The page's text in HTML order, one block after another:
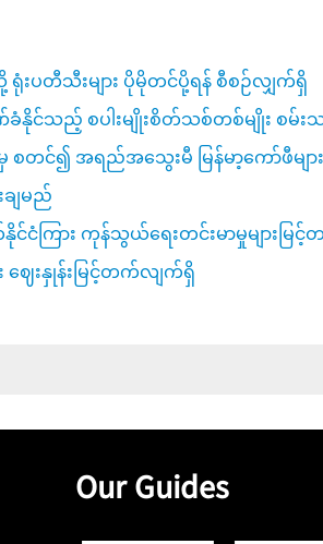
းပတီသီးများ ပိုမိုတင်ပို့ရန် စီစဉ်လျှက်ရှိ
ခံနိုင်သည့် စပါးမျိုးစိတ်သစ်တစ်မျိုး စ
၍ အရည်အသွေးမီ မြန်မာ့ကော်ဖီများ
ျမည်
င်ငံကြား ကုန်သွယ်ရေးတင်းမာမှုများမြ
ဈေးနှုန်းမြင့်တက်လျက်ရှိ
Our Guides